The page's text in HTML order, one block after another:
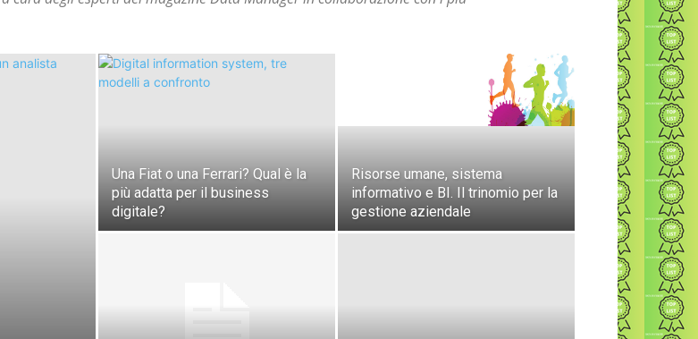
Una Fiat o una Ferrari? Qual è la
più adatta per il business
digitale?
Risorse umane, sistema
informativo e BI. Il trinomio per la
gestione aziendale